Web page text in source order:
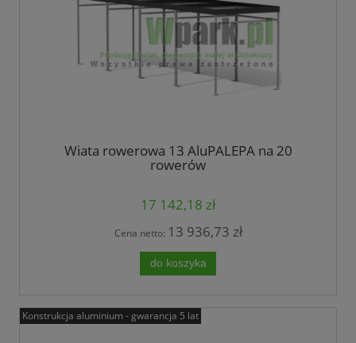
Wiata rowerowa 13 AluPALEPA na 20
rowerów
17 142,18 zł
Cena netto: 13 936,73 zł
do koszyka
Konstrukcja aluminium - gwarancja 5 lat